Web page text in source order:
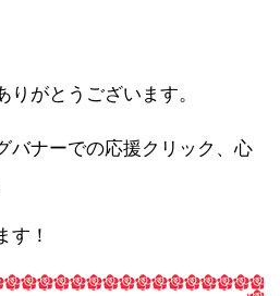
がとうございます。
バナーでの応援クリック、心
す！